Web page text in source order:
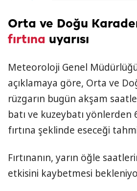
Orta ve Doğu
fırtına uyarısı
Meteoroloji Genel
açıklamaya göre, Orta ve
rüzgarın bugün akşam
batı ve kuzeybatı yönlerden
fırtına şeklinde eseceği
Fırtınanın, yarın öğle
etkisini kaybetmesi